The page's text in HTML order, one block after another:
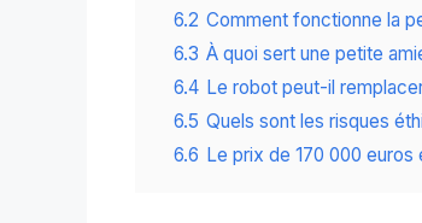
6.2 Comment fonctionne la
6.3 À quoi sert une petite
6.4 Le robot peut-il
6.5 Quels sont les risques
6.6 Le prix de 170 000 euros